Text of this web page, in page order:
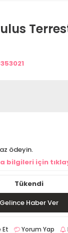
ödeyin.
için
Tükendi
Gelince Haber Ver
Et Yorum Yap